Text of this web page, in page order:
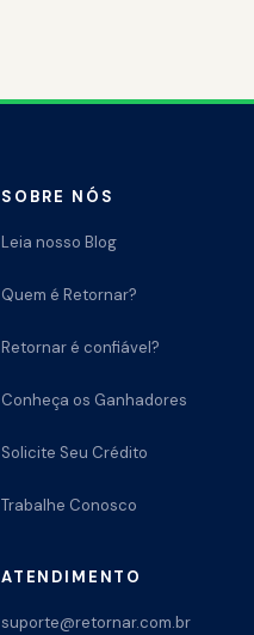
SOBRE NÓS
Leia nosso Blog
Quem é Retornar?
Retornar é confiável?
Conheça os Ganhadores
Solicite Seu Crédito
Trabalhe Conosco
ATENDIMENTO
suporte@retornar.com.br